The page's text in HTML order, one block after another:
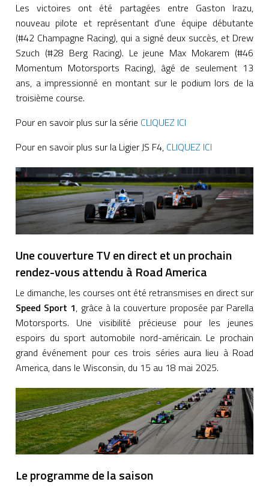
Les victoires ont été partagées entre Gaston Irazu,
nouveau pilote et représentant d'une équipe débutante
(#42 Champagne Racing), qui a signé deux succès, et Drew
Szuch (#28 Berg Racing). Le jeune Max Mokarem (#46
Momentum Motorsports Racing), âgé de seulement 13
ans, a impressionné en montant sur le podium lors de la
troisième course.
Pour en savoir plus sur la série CLIQUEZ ICI
Pour en savoir plus sur la Ligier JS F4, CLIQUEZ ICI
Une couverture TV en direct et un prochain
rendez-vous attendu à Road America
Le dimanche, les courses ont été retransmises en direct sur
Speed Sport 1, grâce à la couverture proposée par Parella
Motorsports. Une visibilité précieuse pour les jeunes
espoirs du sport automobile nord-américain. Le prochain
grand événement pour ces trois séries aura lieu à Road
America, dans le Wisconsin, du 15 au 18 mai 2025.
Le programme de la saison